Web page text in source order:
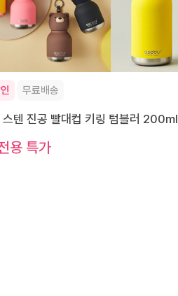
무료배송
스텐 진공 빨대컵 키링 텀블러 200ml
용 특가